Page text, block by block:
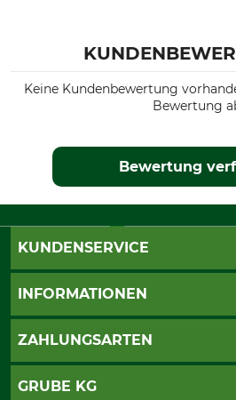
Keine Kundenbewertung
Bewertung
Bewertung
KUNDENSERVICE
Live-Shopping
Seilwindenprüfung
INFORMATIONEN
AGB
ZAHLUNGSARTEN
PayPal
GRUBE KG